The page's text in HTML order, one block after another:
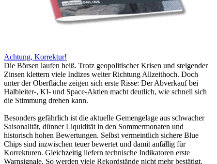
Achtung, Korrektur!
Die Börsen laufen heiß. Trotz geopolitischer Krisen und steigender
Zinsen klettern viele Indizes weiter Richtung Allzeithoch. Doch
unter der Oberfläche zeigen sich erste Risse: Der Abverkauf bei
Halbleiter-, KI- und Space-Aktien macht deutlich, wie schnell sich
die Stimmung drehen kann.
Besonders gefährlich ist die aktuelle Gemengelage aus schwacher
Saisonalität, dünner Liquidität in den Sommermonaten und
historisch hohen Bewertungen. Selbst vermeintlich sichere Blue
Chips sind inzwischen teuer bewertet und damit anfällig für
Korrekturen. Gleichzeitig liefern technische Indikatoren erste
Warnsignale. So werden viele Rekordstände nicht mehr bestätigt.